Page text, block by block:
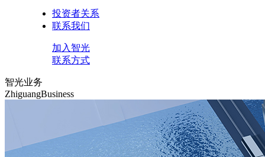
投资者关系
联系我们
加入智光
联系方式
智光业务
ZhiguangBusiness